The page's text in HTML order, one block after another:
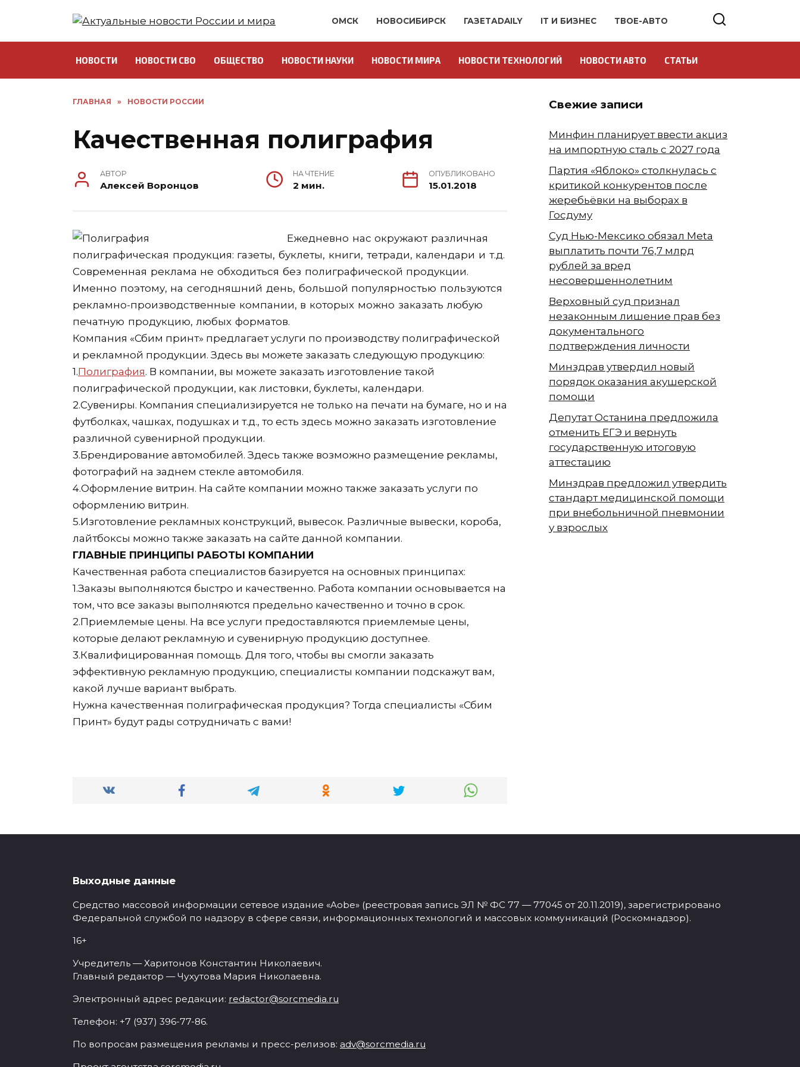
ОМСК НОВОСИБИРСК ГАЗЕТАDAILY IT И БИЗНЕС ТВОЕ-АВТО
НОВОСТИ НОВОСТИ СВО ОБЩЕСТВО НОВОСТИ НАУКИ НОВОСТИ МИРА НОВОСТИ ТЕХНОЛОГИЙ НОВОСТИ АВТО СТАТЬИ
ГЛАВНАЯ » НОВОСТИ РОССИИ
Качественная полиграфия
АВТОР
Алексей Воронцов
НА ЧТЕНИЕ
2 мин.
ОПУБЛИКОВАНО
15.01.2018
Ежедневно нас окружают различная
полиграфическая продукция: газеты, буклеты, книги, тетради, календари и т.д.
Современная реклама не обходиться без полиграфической продукции.
Именно поэтому, на сегодняшний день, большой популярностью пользуются
рекламно-производственные компании, в которых можно заказать любую
печатную продукцию, любых форматов.
Компания «Сбим принт» предлагает услуги по производству полиграфической
и рекламной продукции. Здесь вы можете заказать следующую продукцию:
1.Полиграфия. В компании, вы можете заказать изготовление такой
полиграфической продукции, как листовки, буклеты, календари.
2.Сувениры. Компания специализируется не только на печати на бумаге, но и на
футболках, чашках, подушках и т.д., то есть здесь можно заказать изготовление
различной сувенирной продукции.
3.Брендирование автомобилей. Здесь также возможно размещение рекламы,
фотографий на заднем стекле автомобиля.
4.Оформление витрин. На сайте компании можно также заказать услуги по
оформлению витрин.
5.Изготовление рекламных конструкций, вывесок. Различные вывески, короба,
лайтбоксы можно также заказать на сайте данной компании.
ГЛАВНЫЕ ПРИНЦИПЫ РАБОТЫ КОМПАНИИ
Качественная работа специалистов базируется на основных принципах:
1.Заказы выполняются быстро и качественно. Работа компании основывается на
том, что все заказы выполняются предельно качественно и точно в срок.
2.Приемлемые цены. На все услуги предоставляются приемлемые цены,
которые делают рекламную и сувенирную продукцию доступнее.
3.Квалифицированная помощь. Для того, чтобы вы смогли заказать
эффективную рекламную продукцию, специалисты компании подскажут вам,
какой лучше вариант выбрать.
Нужна качественная полиграфическая продукция? Тогда специалисты «Сбим
Принт» будут рады сотрудничать с вами!
Свежие записи
Минфин планирует ввести акциз
на импортную сталь с 2027 года
Партия «Яблоко» столкнулась с
критикой конкурентов после
жеребьёвки на выборах в
Госдуму
Суд Нью-Мексико обязал Meta
выплатить почти 76,7 млрд
рублей за вред
несовершеннолетним
Верховный суд признал
незаконным лишение прав без
документального
подтверждения личности
Минздрав утвердил новый
порядок оказания акушерской
помощи
Депутат Останина предложила
отменить ЕГЭ и вернуть
государственную итоговую
аттестацию
Минздрав предложил утвердить
стандарт медицинской помощи
при внебольничной пневмонии
у взрослых
Выходные данные
Средство массовой информации сетевое издание «Aobe» (реестровая запись ЭЛ № ФС 77 — 77045 от 20.11.2019), зарегистрировано
Федеральной службой по надзору в сфере связи, информационных технологий и массовых коммуникаций (Роскомнадзор).
16+
Учредитель — Харитонов Константин Николаевич.
Главный редактор — Чухутова Мария Николаевна.
Электронный адрес редакции: redactor@sorcmedia.ru
Телефон: +7 (937) 396-77-86.
По вопросам размещения рекламы и пресс-релизов: adv@sorcmedia.ru